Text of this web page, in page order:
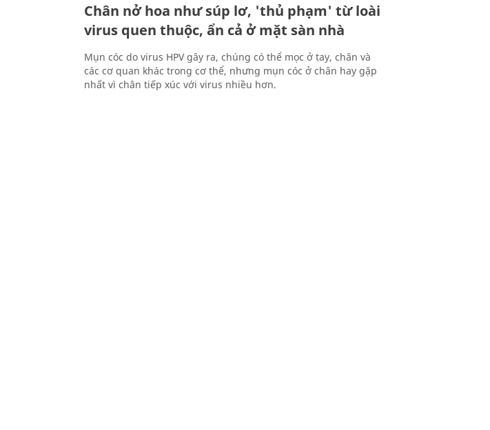
Chân nở hoa như súp lơ, 'thủ phạm' từ loài
virus quen thuộc, ẩn cả ở mặt sàn nhà
Mụn cóc do virus HPV gây ra, chúng có thể mọc ở tay, chân và
các cơ quan khác trong cơ thể, nhưng mụn cóc ở chân hay gặp
nhất vì chân tiếp xúc với virus nhiều hơn.